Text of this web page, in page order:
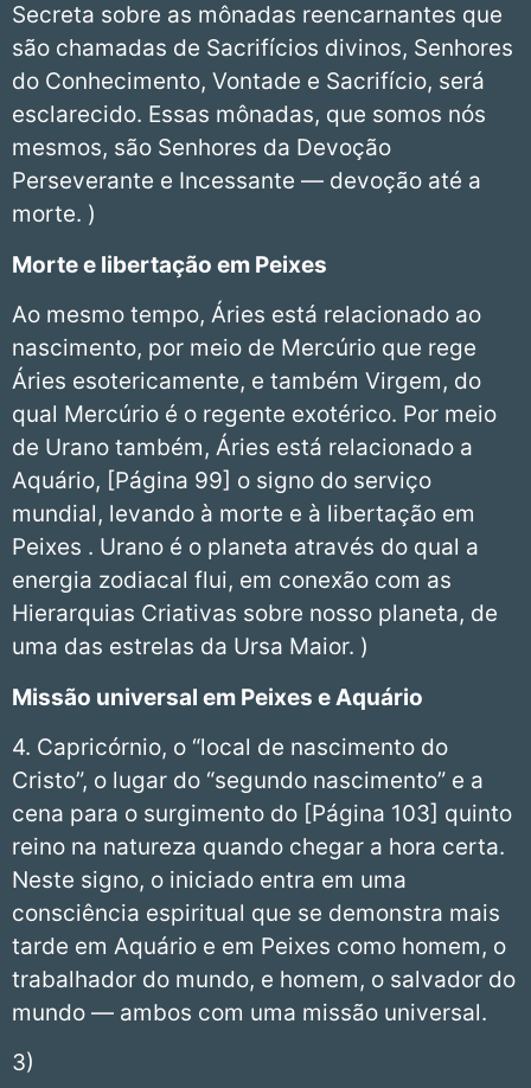
Secreta sobre as mônadas reencarnantes que
são chamadas de Sacrifícios divinos, Senhores
do Conhecimento, Vontade e Sacrifício, será
esclarecido. Essas mônadas, que somos nós
mesmos, são Senhores da Devoção
Perseverante e Incessante — devoção até a
morte. )
Morte e libertação em Peixes
Ao mesmo tempo, Áries está relacionado ao
nascimento, por meio de Mercúrio que rege
Áries esotericamente, e também Virgem, do
qual Mercúrio é o regente exotérico. Por meio
de Urano também, Áries está relacionado a
Aquário, [Página 99] o signo do serviço
mundial, levando à morte e à libertação em
Peixes . Urano é o planeta através do qual a
energia zodiacal flui, em conexão com as
Hierarquias Criativas sobre nosso planeta, de
uma das estrelas da Ursa Maior. )
Missão universal em Peixes e Aquário
4. Capricórnio, o “local de nascimento do
Cristo”, o lugar do “segundo nascimento” e a
cena para o surgimento do [Página 103] quinto
reino na natureza quando chegar a hora certa.
Neste signo, o iniciado entra em uma
consciência espiritual que se demonstra mais
tarde em Aquário e em Peixes como homem, o
trabalhador do mundo, e homem, o salvador do
mundo — ambos com uma missão universal.
3)